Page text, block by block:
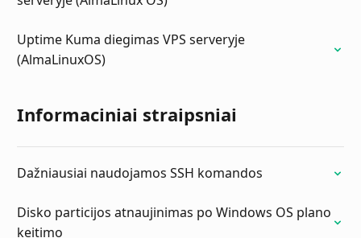
Uptime Kuma diegimas VPS serveryje
(AlmaLinuxOS)
Informaciniai straipsniai
Dažniausiai naudojamos SSH komandos
Disko particijos atnaujinimas po Windows OS plano
keitimo